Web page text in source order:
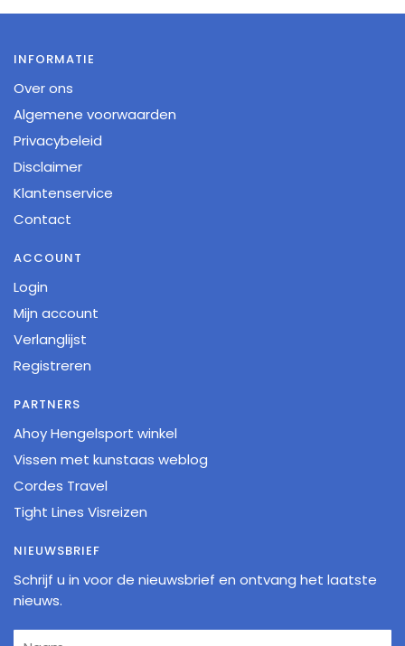
INFORMATIE
Over ons
Algemene voorwaarden
Privacybeleid
Disclaimer
Klantenservice
Contact
ACCOUNT
Login
Mijn account
Verlanglijst
Registreren
PARTNERS
Ahoy Hengelsport winkel
Vissen met kunstaas weblog
Cordes Travel
Tight Lines Visreizen
NIEUWSBRIEF
Schrijf u in voor de nieuwsbrief en ontvang het laatste
nieuws.